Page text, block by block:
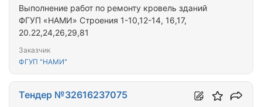
Выполнение работ по ремонту кровель зданий
ФГУП «НАМИ» Строения 1-10,12-14, 16,17,
20.22,24,26,29,81
Заказчик
ФГУП "НАМИ"
Тендер №32616237075